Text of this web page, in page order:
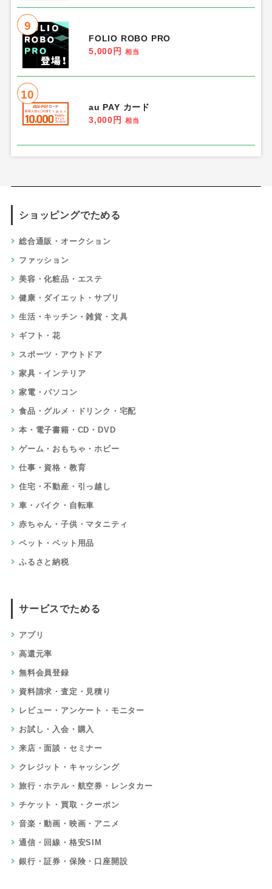
9
FOLIO ROBO PRO
5,000円
相当
10
au PAY カード
3,000円
相当
ショッピングでためる
総合通販・オークション
ファッション
美容・化粧品・エステ
健康・ダイエット・サプリ
生活・キッチン・雑貨・文具
ギフト・花
スポーツ・アウトドア
家具・インテリア
家電・パソコン
食品・グルメ・ドリンク・宅配
本・電子書籍・CD・DVD
ゲーム・おもちゃ・ホビー
仕事・資格・教育
住宅・不動産・引っ越し
車・バイク・自転車
赤ちゃん・子供・マタニティ
ペット・ペット用品
ふるさと納税
サービスでためる
アプリ
高還元率
無料会員登録
資料請求・査定・見積り
レビュー・アンケート・モニター
お試し・入会・購入
来店・面談・セミナー
クレジット・キャッシング
旅行・ホテル・航空券・レンタカー
チケット・買取・クーポン
音楽・動画・映画・アニメ
通信・回線・格安SIM
銀行・証券・保険・口座開設